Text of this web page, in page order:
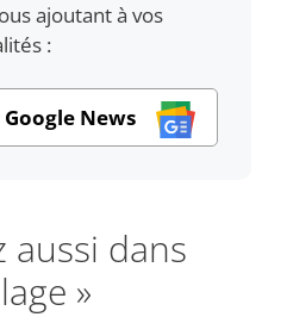
ajoutant à vos
:
News
aussi dans
»